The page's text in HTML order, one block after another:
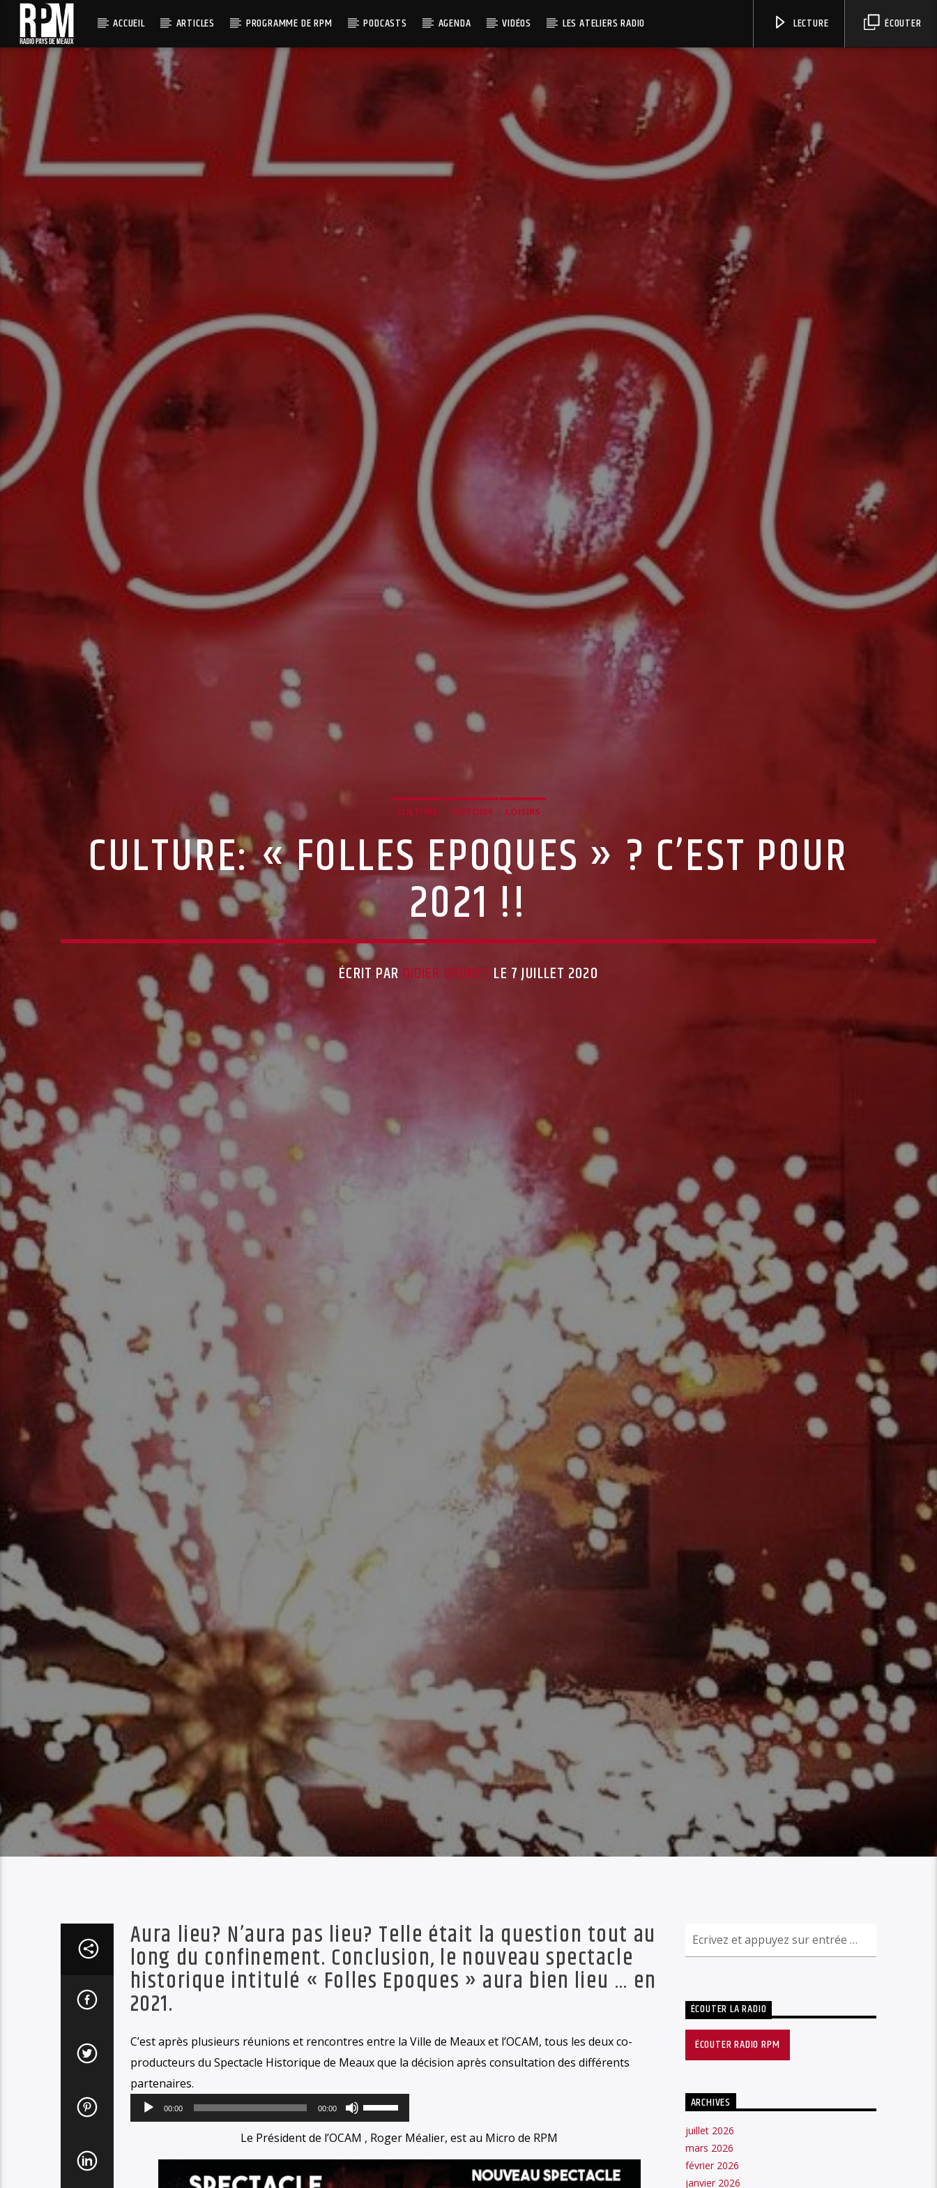
ACCUEIL ARTICLES PROGRAMME DE RPM PODCASTS AGENDA VIDÉOS LES ATELIERS RADIO ÉCOUTER
LECTURE
CULTURE HISTOIRE LOISIRS
CULTURE: « FOLLES EPOQUES » ? C’EST POUR
2021 !!
ÉCRIT PAR DIDIER BRUNET LE 7 JUILLET 2020
Aura lieu? N’aura pas lieu? Telle était la question tout au
long du confinement. Conclusion, le nouveau spectacle
historique intitulé « Folles Epoques » aura bien lieu … en
2021.
C’est après plusieurs réunions et rencontres entre la Ville de Meaux et l’OCAM, tous les deux co-
producteurs du Spectacle Historique de Meaux que la décision après consultation des différents
partenaires.
audio
00:00 00:00
Utilisez
les
flèches
Le Président de l’OCAM , Roger Méalier, est au Micro de RPM
ÉCOUTER LA RADIO
ÉCOUTER RADIO RPM
ARCHIVES
juillet 2026
mars 2026
février 2026
janvier 2026